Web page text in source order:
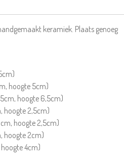
keramiek. Plaats genoeg
hoogte 5cm)
hoogte 6,5cm)
hoogte 2,5cm)
hoogte 2,5cm)
hoogte 2cm)
4cm)